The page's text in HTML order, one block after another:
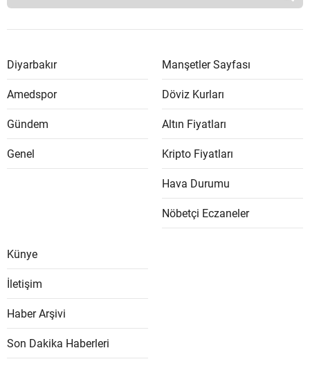
Diyarbakır
Amedspor
Gündem
Genel
Manşetler Sayfası
Döviz Kurları
Altın Fiyatları
Kripto Fiyatları
Hava Durumu
Nöbetçi Eczaneler
Künye
İletişim
Haber Arşivi
Son Dakika Haberleri